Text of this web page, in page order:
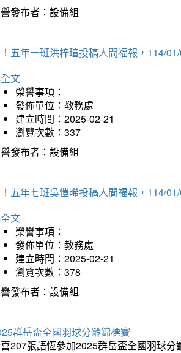
發布者：設備組
五年一班洪梓瑄投稿人間福報，114/
文
榮譽事項：
發佈單位：教務處
建立時間：2025-02-21
瀏覽次數：337
發布者：設備組
五年七班吳愷晞投稿人間福報，114/
文
榮譽事項：
發佈單位：教務處
建立時間：2025-02-21
瀏覽次數：378
發布者：設備組
群岳盃全國羽球分齡錦標賽
207張語恆參加2025群岳盃全國羽球